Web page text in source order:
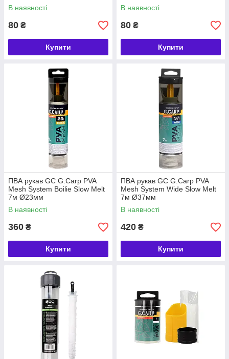
В наявності
80 ₴
Купити
В наявності
80 ₴
Купити
ПВА рукав GC G.Carp PVA
Mesh System Boilie Slow Melt
7м Ø23мм
В наявності
360 ₴
Купити
ПВА рукав GC G.Carp PVA
Mesh System Wide Slow Melt
7м Ø37мм
В наявності
420 ₴
Купити